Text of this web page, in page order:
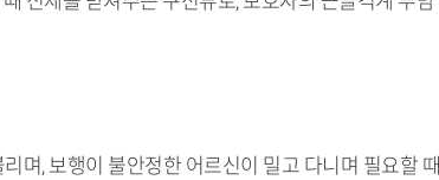
리며, 보행이 불안정한 어르신이 밀고 다니며 필요할